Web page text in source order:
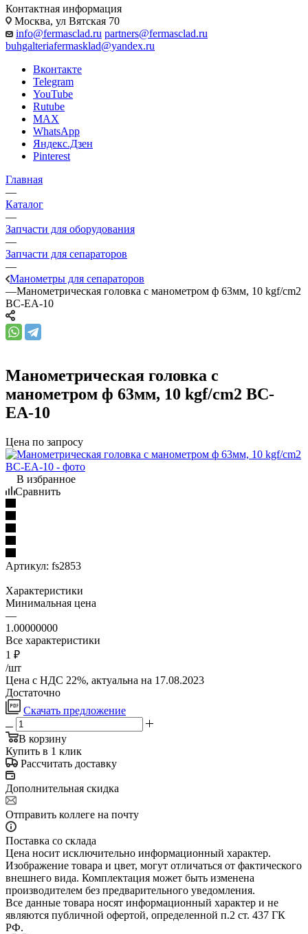
Контактная информация
Москва, ул Вятская 70
info@fermasclad.ru partners@fermasclad.ru
buhgalteriafermasklad@yandex.ru
Вконтакте
Telegram
YouTube
Rutube
MAX
WhatsApp
Яндекс.Дзен
Pinterest
Главная
—
Каталог
—
Запчасти для оборудования
—
Запчасти для сепараторов
—
Манометры для сепараторов
—Манометрическая головка c манометром ф 63мм, 10 kgf/cm2
ВС-ЕА-10
Манометрическая головка c
манометром ф 63мм, 10 kgf/cm2 ВС-
ЕА-10
Цена по запросу
В избранное
Сравнить
Артикул: fs2853
Характеристики
Минимальная цена
—
1.00000000
Все характеристики
1 ₽
/шт
Цена с НДС 22%, актуальна на 17.08.2023
Достаточно
Скачать предложение
В корзину
Купить в 1 клик
Рассчитать доставку
Дополнительная скидка
Отправить коллеге на почту
Поставка со склада
Цена носит исключительно информационный характер.
Изображение товара и цвет, могут отличаться от фактического
внешнего вида. Комплектация может быть изменена
производителем без предварительного уведомления.
Все данные товара носят информационный характер и не
являются публичной офертой, определенной п.2 ст. 437 ГК
РФ.